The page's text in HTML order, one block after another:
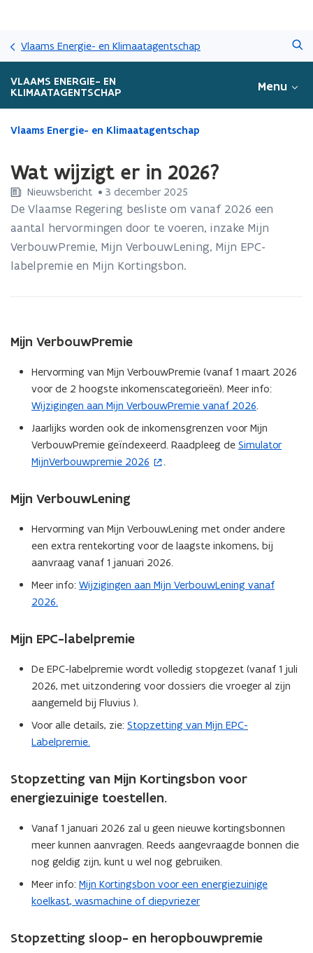
en
naar
Vlaams Energie- en Klimaatagentschap
VLAAMS ENERGIE- EN
KLIMAATAGENTSCHAP
Menu
Gedaan
bevindt
zich
op:
Wat
wijzigt
Vlaams Energie- en Klimaatagentschap
Wat wijzigt er in 2026?
Nieuwsbericht • 3 december 2025
De Vlaamse Regering besliste om vanaf 2026 een
aantal hervormingen door te voeren, inzake Mijn
VerbouwPremie, Mijn VerbouwLening, Mijn EPC-
labelpremie en Mijn Kortingsbon.
Mijn VerbouwPremie
Hervorming van Mijn VerbouwPremie (vanaf 1 maart 2026
voor de 2 hoogste inkomenscategorieën). Meer info:
Wijzigingen aan Mijn VerbouwPremie vanaf 2026.
Jaarlijks worden ook de inkomensgrenzen voor Mijn
VerbouwPremie geïndexeerd. Raadpleeg de Simulator
MijnVerbouwpremie 2026
(
t
i
n
v
e
t
)
.
Mijn VerbouwLening
Hervorming van Mijn VerbouwLening met onder andere
een extra rentekorting voor de laagste inkomens, bij
aanvraag vanaf 1 januari 2026.
Meer info: Wijzigingen aan Mijn VerbouwLening vanaf
2026.
Mijn EPC-labelpremie
De EPC-labelpremie wordt volledig stopgezet (vanaf 1 juli
2026, met uitzondering voor dossiers die vroeger al zijn
aangemeld bij Fluvius ).
Voor alle details, zie: Stopzetting van Mijn EPC-
Labelpremie.
Stopzetting van Mijn Kortingsbon voor
energiezuinige toestellen.
Vanaf 1 januari 2026 zal u geen nieuwe kortingsbonnen
meer kunnen aanvragen. Reeds aangevraagde bonnen die
nog geldig zijn, kunt u wel nog gebruiken.
Meer info: Mijn Kortingsbon voor een energiezuinige
koelkast, wasmachine of diepvriezer
Stopzetting sloop- en heropbouwpremie